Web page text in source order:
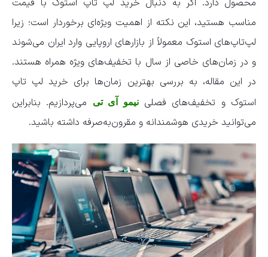
مناسب هستید، این نکته از اهمیت ویژه‌ای برخوردار است؛ زیرا
لپ‌تاپ‌های استوک معمولاً از بازارهای اروپایی وارد ایران می‌شوند
و در زمان‌های خاصی از سال با تخفیف‌های ویژه همراه هستند.
در این مقاله، به بررسی بهترین زمان‌ها برای خرید لپ تاپ
استوک و تخفیف‌های فصلینیمو آی تی
می‌پردازیم. بنابراین
می‌توانید خریدی هوشمندانه و مقرون‌به‌صرفه داشته باشید.